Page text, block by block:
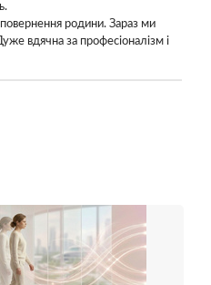
родини. Зараз ми
вдячна за професіоналізм і